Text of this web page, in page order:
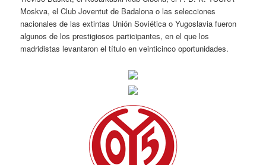
Moskva, el Club Joventut de Badalona o las selecciones
nacionales de las extintas Unión Soviética o Yugoslavia fueron
algunos de los prestigiosos participantes, en el que los
madridistas levantaron el título en veinticinco oportunidades.